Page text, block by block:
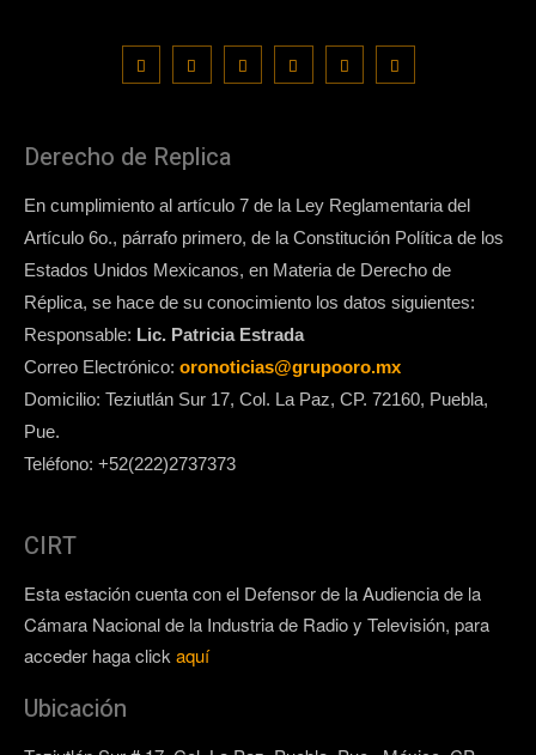
Derecho de Replica
En cumplimiento al artículo 7 de la Ley Reglamentaria del
Artículo 6o., párrafo primero, de la Constitución Política de los
Estados Unidos Mexicanos, en Materia de Derecho de
Réplica, se hace de su conocimiento los datos siguientes:
Responsable: Lic. Patricia Estrada
Correo Electrónico: oronoticias@grupooro.mx
Domicilio: Teziutlán Sur 17, Col. La Paz, CP. 72160, Puebla,
Pue.
Teléfono: +52(222)2737373
CIRT
Esta estación cuenta con el Defensor de la Audiencia de la
Cámara Nacional de la Industria de Radio y Televisión, para
acceder haga click aquí
Ubicación